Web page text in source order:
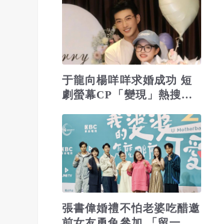
于龍向楊咩咩求婚成功 短
劇螢幕CP「變現」熱搜破
張書偉婚禮不怕老婆吃醋邀